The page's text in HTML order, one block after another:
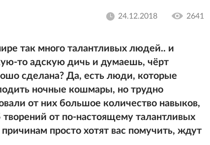
24.12.2018 2641
так много талантливых людей.. и
то адскую дичь и думаешь, чёрт
сделана? Да, есть люди, которые
ночные кошмары, но трудно
от них большое количество навыков,
от по-настоящему талантливых
просто хотят вас помучить, ждут